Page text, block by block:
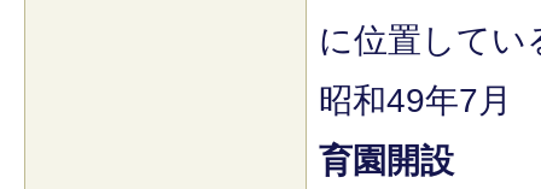
に位置してい
昭和49年7月
育園開設